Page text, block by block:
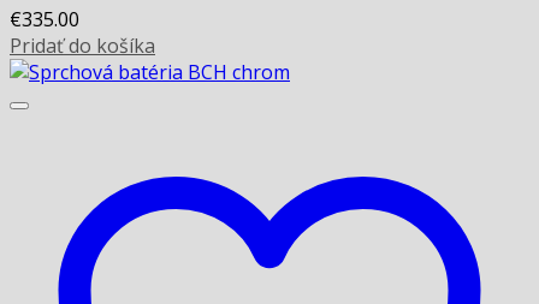
€335.00
Pridať do košíka